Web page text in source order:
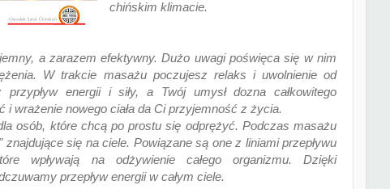
chińskim klimacie.
a zarazem efektywny. Dużo uwagi poświęca się w nim
W trakcie masażu poczujesz relaks i uwolnienie od
energii i siły, a Twój umysł dozna całkowitego
i wrażenie nowego ciała da Ci przyjemność z życia.
osób, które chcą po prostu się odprężyć. Podczas masażu
się na ciele. Powiązane są one z liniami przepływu
wpływają na odżywienie całego organizmu. Dzięki
przepływ energii w całym ciele.